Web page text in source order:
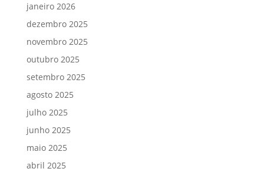
janeiro 2026
dezembro 2025
novembro 2025
outubro 2025
setembro 2025
agosto 2025
julho 2025
junho 2025
maio 2025
abril 2025